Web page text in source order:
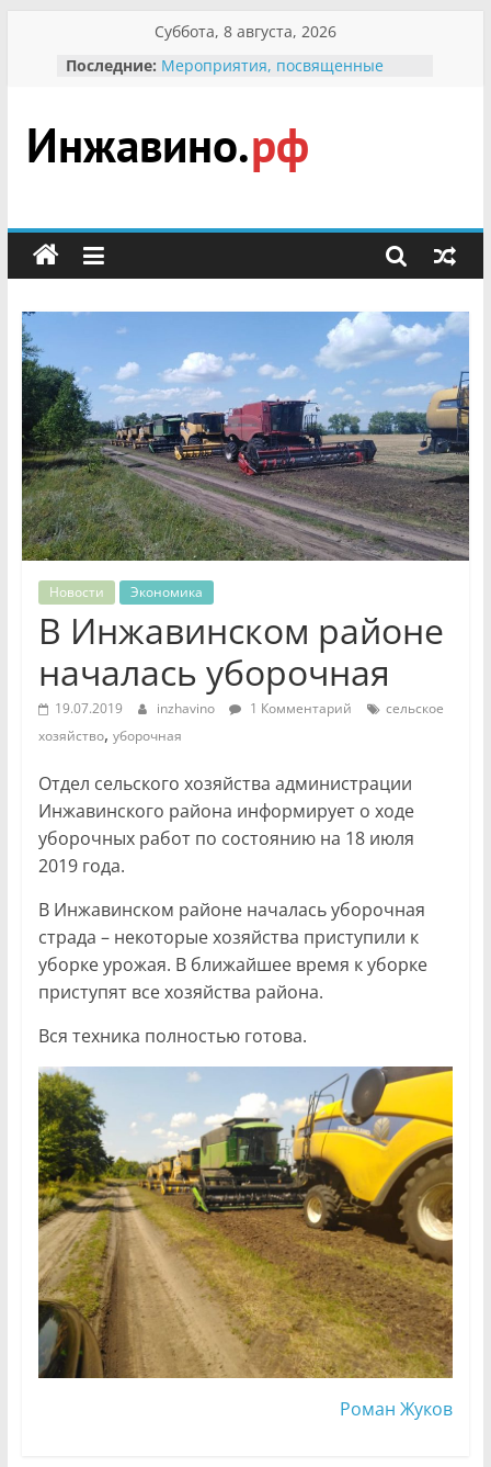
содержимому
Суббота, 8 августа, 2026
Последние: Мероприятия, посвященные
гражданин Инжавинского округа»
участнице Великой
Отечественной, фронтовичке
Безопасность в сети Интернет
мероприятии «Сохраним
первоцветы!»
В вольере Воронинского
заповедника родились крапчатые
суслики
Инжавино.рф
сельский
портал
Новости Экономика
В Инжавинском районе
началась уборочная
19.07.2019 inzhavino 1 Комментарий
сельское
хозяйство, уборочная
Отдел сельского хозяйства администрации
Инжавинского района информирует о ходе
уборочных работ по состоянию на 18 июля
2019 года.
В Инжавинском районе началась уборочная
страда – некоторые хозяйства приступили к
уборке урожая. В ближайшее время к уборке
приступят все хозяйства района.
Вся техника полностью готова.
Роман Жуков